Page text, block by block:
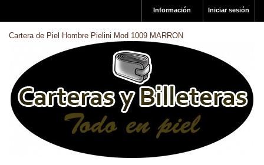
Iniciar sesión
Información
Cartera de Piel Hombre Pielini Mod 1009 MARRON